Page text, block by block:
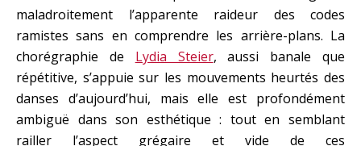
maladroitement l’apparente raideur des codes
ramistes sans en comprendre les arrière-plans. La
chorégraphie de Lydia Steier, aussi banale que
répétitive, s’appuie sur les mouvements heurtés des
danses d’aujourd’hui, mais elle est profondément
ambiguë dans son esthétique : tout en semblant
railler l’aspect grégaire et vide de ces